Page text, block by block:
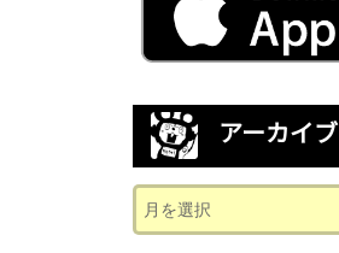
アーカイブ